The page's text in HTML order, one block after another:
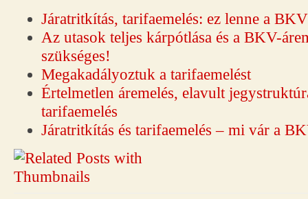
Járatritkítás, tarifaemelés: ez lenne a
Az utasok teljes kárpótlása és a BKV-
szükséges!
Megakadályoztuk a tarifaemelést
Értelmetlen áremelés, elavult
tarifaemelés
Járatritkítás és tarifaemelés – mi vár a